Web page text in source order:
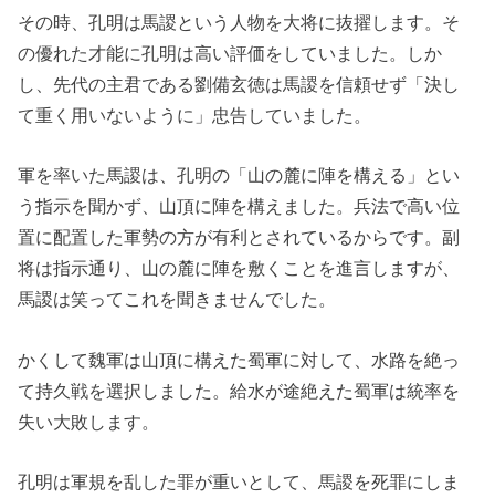
その時、孔明は馬謖という人物を大将に抜擢します。そ
の優れた才能に孔明は高い評価をしていました。しか
し、先代の主君である劉備玄徳は馬謖を信頼せず「決し
て重く用いないように」忠告していました。
軍を率いた馬謖は、孔明の「山の麓に陣を構える」とい
う指示を聞かず、山頂に陣を構えました。兵法で高い位
置に配置した軍勢の方が有利とされているからです。副
将は指示通り、山の麓に陣を敷くことを進言しますが、
馬謖は笑ってこれを聞きませんでした。
かくして魏軍は山頂に構えた蜀軍に対して、水路を絶っ
て持久戦を選択しました。給水が途絶えた蜀軍は統率を
失い大敗します。
孔明は軍規を乱した罪が重いとして、馬謖を死罪にしま